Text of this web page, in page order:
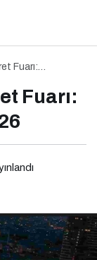
Fuarı:
Fuarı:
Kurumsal